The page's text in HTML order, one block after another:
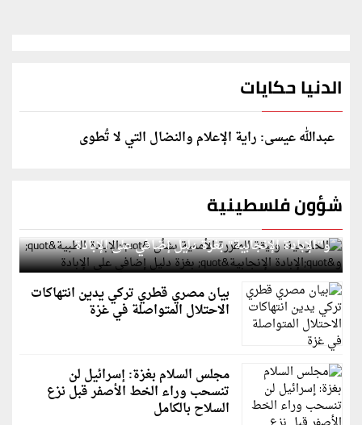
الدنيا حكايات
عبدالله عيسى: راية الإعلام والنضال التي لا تُطوى
شؤون فلسطينية
الخارجية: وثيقة المقررة الأممية بشأن "الإبادة الطبية"
و"الإبادة الإنجابية" بغزة دليل إضافي على الإبادة
بيان مصري قطري تركي يدين انتهاكات
الاحتلال المتواصلة في غزة
مجلس السلام بغزة: إسرائيل لن
تنسحب وراء الخط الأصفر قبل نزع
السلاح بالكامل